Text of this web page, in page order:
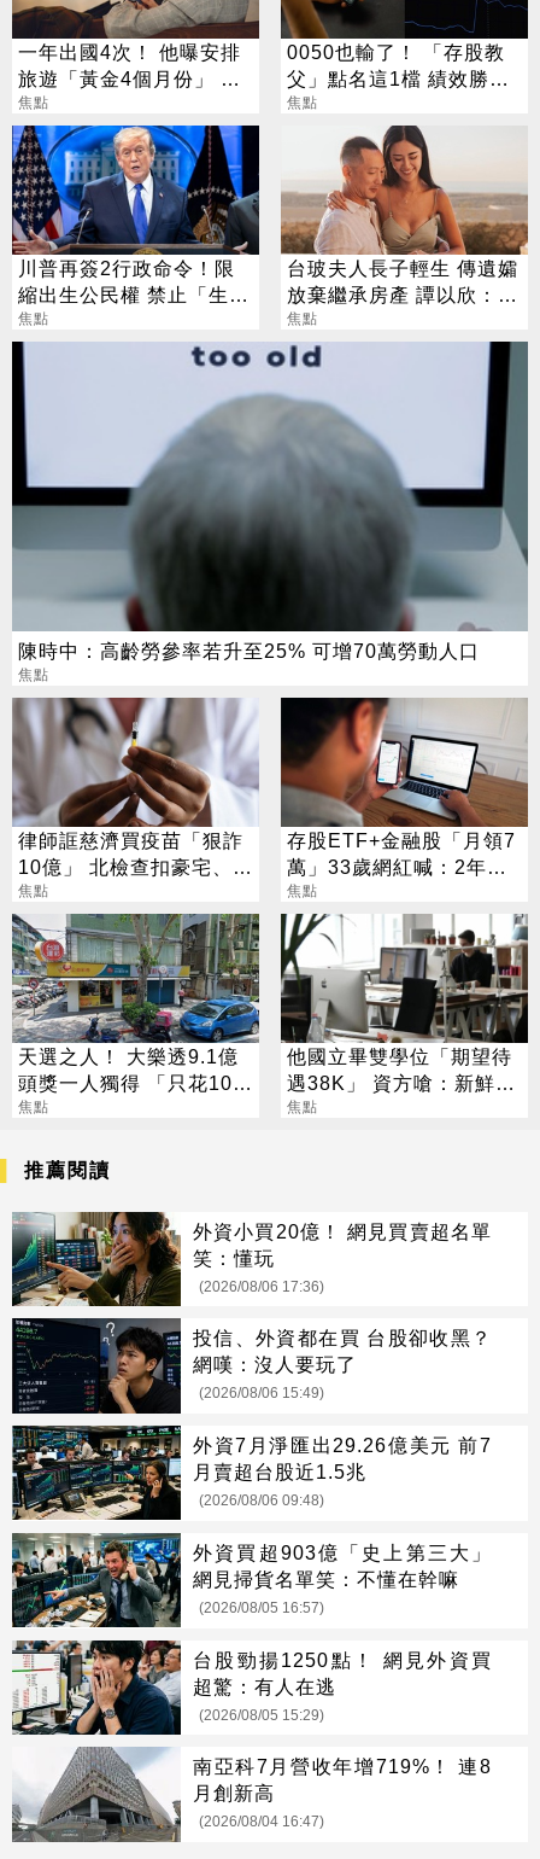
一年出國4次！ 他曝安排
旅遊「黃金4個月份」 卡
對整年活在期待中
焦點
0050也輸了！ 「存股教
父」點名這1檔 績效勝出
還更抗跌
焦點
川普再簽2行政命令！限
縮出生公民權 禁止「生育
旅遊」
焦點
台玻夫人長子輕生 傳遺孀
放棄繼承房產 譚以欣：不
實內容二次傷害
焦點
陳時中：高齡勞參率若升至25% 可增70萬勞動人口
焦點
律師誆慈濟買疫苗「狠詐
10億」 北檢查扣豪宅、搜
出158公斤黃金
焦點
存股ETF+金融股「月領7
萬」33歲網紅喊：2年內
要退休
焦點
天選之人！ 大樂透9.1億
頭獎一人獨得 「只花100
元」買法曝光
焦點
他國立畢雙學位「期望待
遇38K」 資方嗆：新鮮人
怎麼可能
焦點
推薦閱讀
外資小買20億！ 網見買賣超名單
笑：懂玩
(2026/08/06 17:36)
投信、外資都在買 台股卻收黑？
網嘆：沒人要玩了
(2026/08/06 15:49)
外資7月淨匯出29.26億美元 前7
月賣超台股近1.5兆
(2026/08/06 09:48)
外資買超903億「史上第三大」
網見掃貨名單笑：不懂在幹嘛
(2026/08/05 16:57)
台股勁揚1250點！ 網見外資買
超驚：有人在逃
(2026/08/05 15:29)
南亞科7月營收年增719%！ 連8
月創新高
(2026/08/04 16:47)